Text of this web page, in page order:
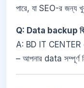
পারে, যা SEO-র জন্য
Q: Data backup
A: BD IT CENTER
– আপনার data সম্পূর্ণ